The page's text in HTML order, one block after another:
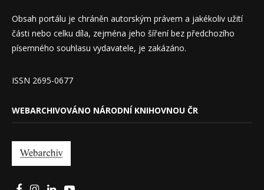
Obsah portálu je chráněn autorským právem a jakékoliv užití
části nebo celku díla, zejména jeho šíření bez předchozího
písemného souhlasu vydavatele, je zakázáno.
ISSN 2695-0677
WEBARCHIVOVÁNO NÁRODNÍ KNIHOVNOU ČR